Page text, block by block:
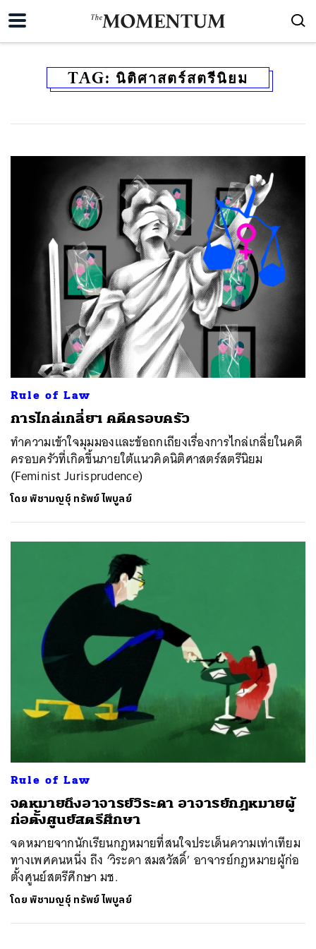
TAG: นิติศาสตร์สตรีนิยม
Rule of Law
การไกล่เกลี่ยฯ คดีครอบครัว
ทำความเข้าใจมุมมองและข้อถกเถียงเรื่องการไกล่เกลี่ยในคดี
ครอบครัวที่เกิดขึ้นภายใต้แนวคิดนิติศาสตร์สตรีนิยม
(Feminist Jurisprudence)
โดยพิชามญชุ์ ทรัพย์ไพบูลย์
Rule of Law
จดหมายถึงอาจารย์วิระดา อาจารย์กฎหมายผู้
ก่อตั้งศูนย์สตรีศึกษา
จดหมายจากนักเรียนกฎหมายที่สนใจประเด็นความเท่าเทียม
ทางเพศคนหนึ่ง ถึง ‘วิระดา สมสวัสดิ์’ อาจารย์กฎหมายผู้ก่อ
ตั้งศูนย์สตรีศึกษา มช.
โดยพิชามญชุ์ ทรัพย์ไพบูลย์
TWEET